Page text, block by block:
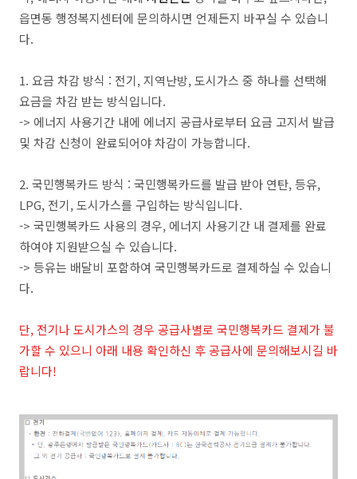
읍면동 행정복지센터에 문의하시면 언제든지 바꾸실 수 있습니
다.
1. 요금 차감 방식 : 전기, 지역난방, 도시가스 중 하나를 선택해
요금을 차감 받는 방식입니다.
-> 에너지 사용기간 내에 에너지 공급사로부터 요금 고지서 발급
및 차감 신청이 완료되어야 차감이 가능합니다.
2. 국민행복카드 방식 : 국민행복카드를 발급 받아 연탄, 등유,
LPG, 전기, 도시가스를 구입하는 방식입니다.
-> 국민행복카드 사용의 경우, 에너지 사용기간 내 결제를 완료
하여야 지원받으실 수 있습니다.
-> 등유는 배달비 포함하여 국민행복카드로 결제하실 수 있습니
다.
단, 전기나 도시가스의 경우 공급사별로 국민행복카드 결제가 불
가할 수 있으니 아래 내용 확인하신 후 공급사에 문의해보시길 바
랍니다!